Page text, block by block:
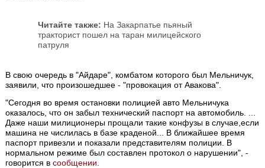
Читайте также: На Закарпатье пьяный
тракторист пошел на таран милицейского
патруля
В свою очередь в "Айдаре", комбатом которого был Мельничук,
заявили, что произошедшее - "провокация от Авакова".
"Сегодня во время остановки полицией авто Мельничука
оказалось, что он забыл технический паспорт на автомобиль. ...
Даже наши милиционеры прощали такие конфузы в случае,если
машина не числилась в базе краденой... В ближайшее время
паспорт привезли и показали представителям полиции. В
нормальном режиме был составлен протокол о нарушении", -
говорится всообщении